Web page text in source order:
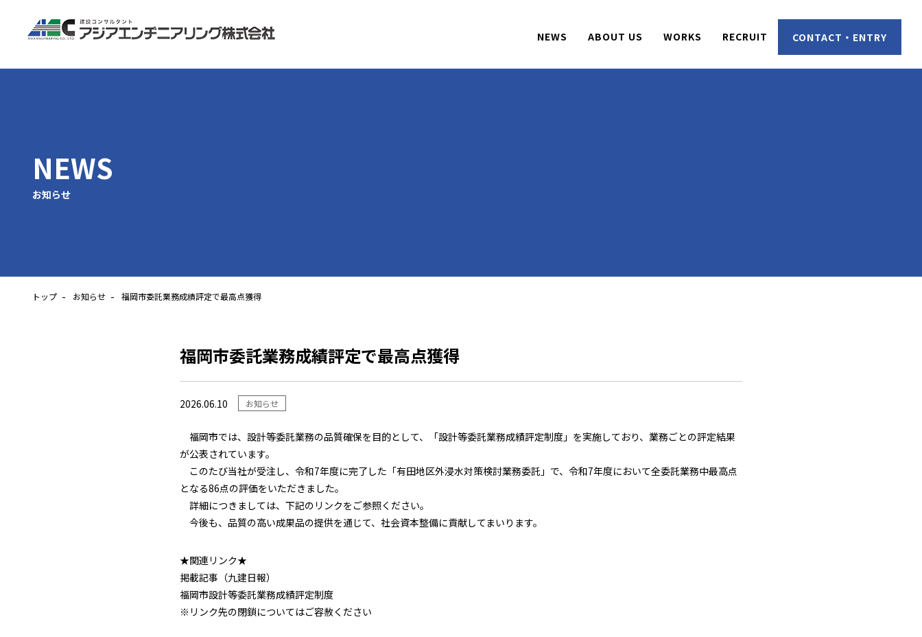
NEWS ABOUT US WORKS RECRUIT CONTACT・ENTRY
NEWS
お知らせ
トップ お知らせ 福岡市委託業務成績評定で最高点獲得
福岡市委託業務成績評定で最高点獲得
2026.06.10 お知らせ
福岡市では、設計等委託業務の品質確保を目的として、「設計等委託業務成績評定制度」を実施しており、業務ごとの評定結果
が公表されています。
このたび当社が受注し、令和7年度に完了した「有田地区外浸水対策検討業務委託」で、令和7年度において全委託業務中最高点
となる86点の評価をいただきました。
詳細につきましては、下記のリンクをご参照ください。
今後も、品質の高い成果品の提供を通じて、社会資本整備に貢献してまいります。
★関連リンク★
掲載記事（九建日報）
福岡市設計等委託業務成績評定制度
※リンク先の閉鎖についてはご容赦ください